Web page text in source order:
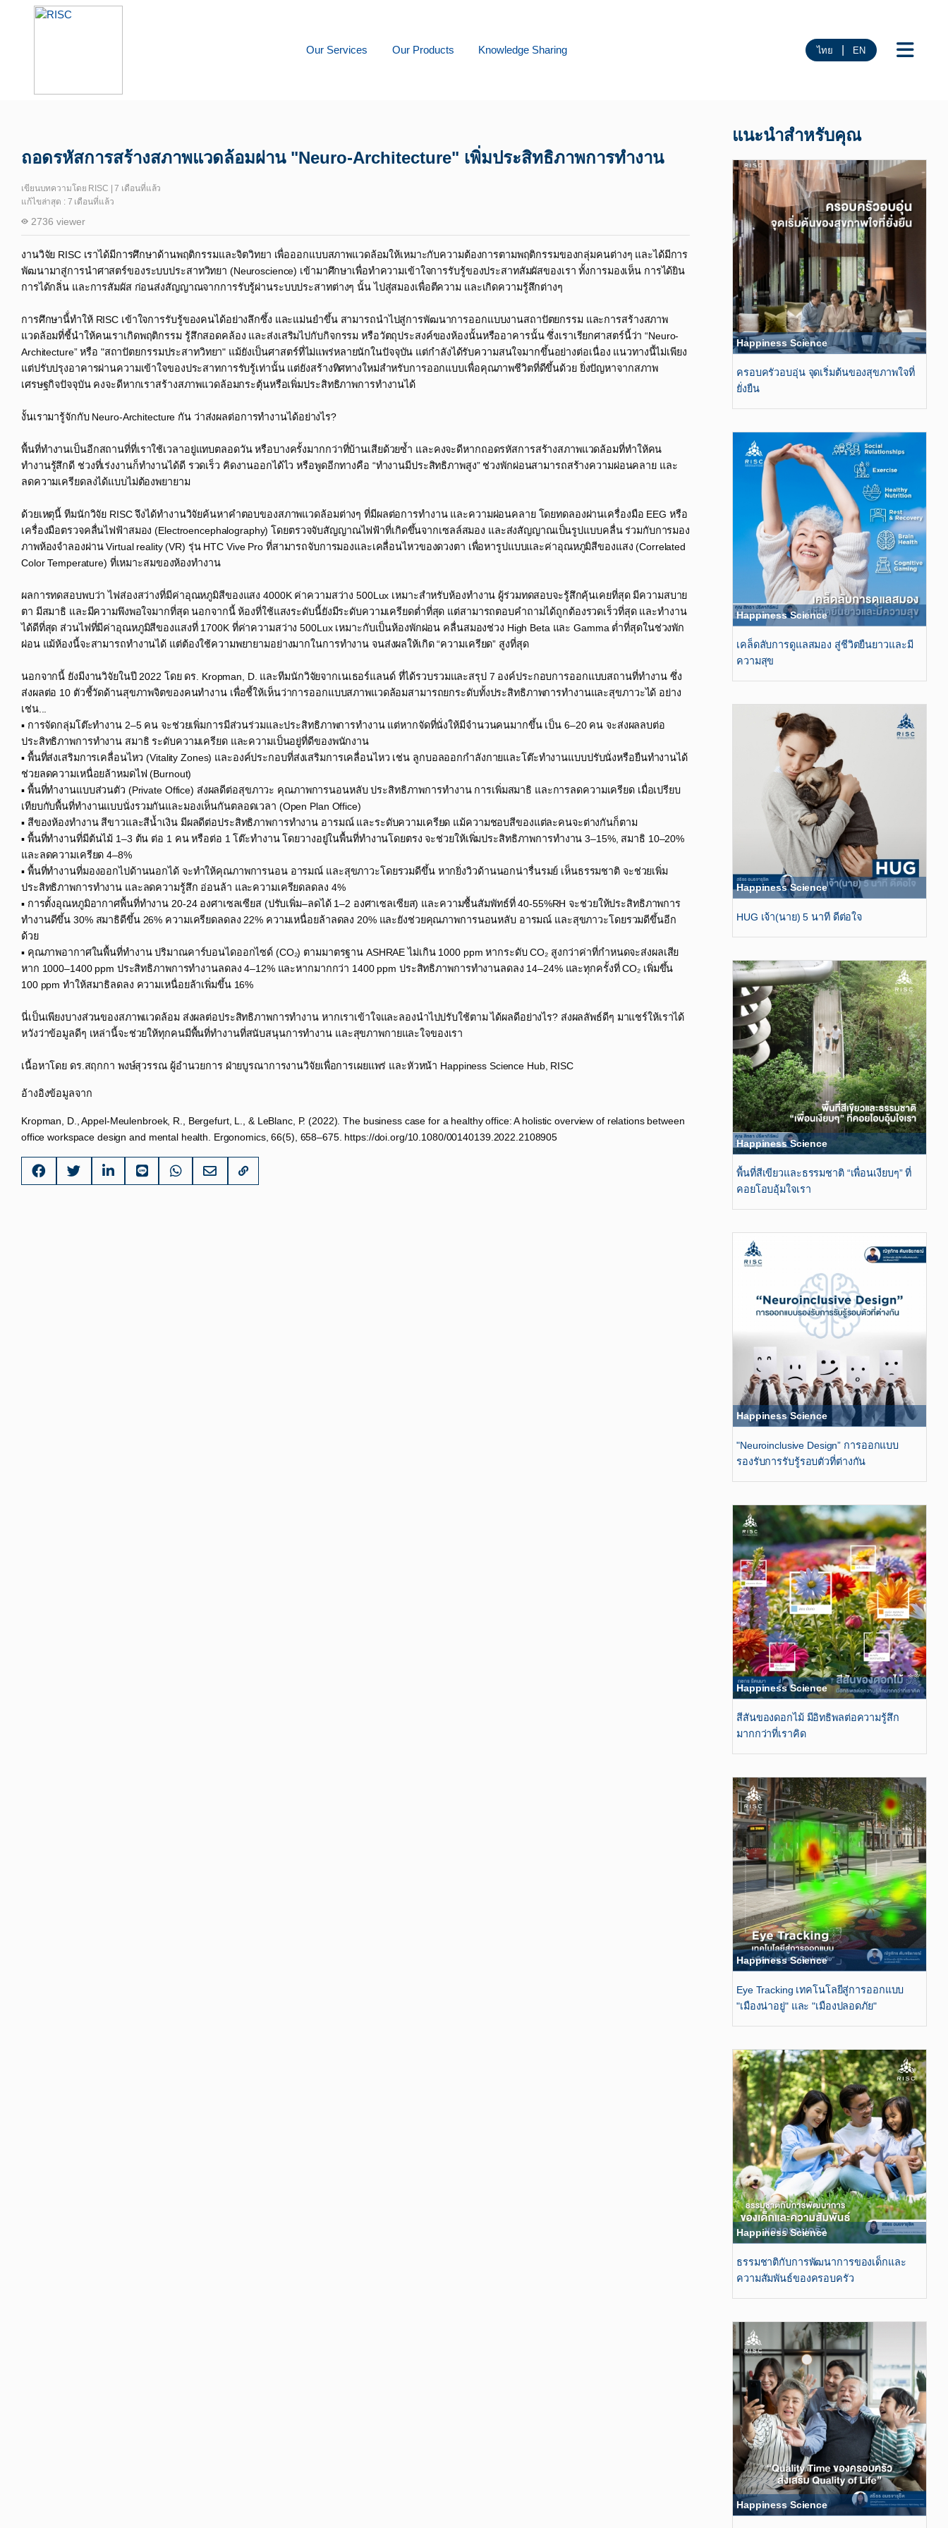
Our Services Our Products Knowledge Sharing ไทย EN
ถอดรหัสการสร้างสภาพแวดล้อมผ่าน​ "Neuro-Architecture" เพิ่มประสิทธิภาพการทำงาน​
เขียนบทความโดย RISC | 7 เดือนที่แล้ว
แก้ไขล่าสุด : 7 เดือนที่แล้ว
2736 viewer
งานวิจัย RISC เราได้มีการศึกษาด้านพฤติกรรมและจิตวิทยา เพื่อออกแบบสภาพแวดล้อมให้เหมาะกับความต้องการตามพฤติกรรมของกลุ่มคนต่างๆ และได้มีการ
พัฒนามาสู่การนำศาสตร์ของระบบประสาทวิทยา (Neuroscience) เข้ามาศึกษาเพื่อทำความเข้าใจการรับรู้ของประสาทสัมผัสของเรา ทั้งการมองเห็น การได้ยิน
การได้กลิ่น และการสัมผัส ก่อนส่งสัญญาณจากการรับรู้ผ่านระบบประสาทต่างๆ นั้น ไปสู่สมองเพื่อตีความ และเกิดความรู้สึกต่างๆ​
การศึกษานี้่ทำให้ RISC เข้าใจการรับรู้ของคนได้อย่างลึกซึ้ง และแม่นยำขึ้น สามารถนำไปสู่การพัฒนาการออกแบบงานสถาปัตยกรรม และการสร้างสภาพ
แวดล้อมที่ชี้นำให้คนเราเกิดพฤติกรรม รู้สึกสอดคล้อง และส่งเสริมไปกับกิจกรรม หรือวัตถุประสงค์ของห้องนั้นหรืออาคารนั้น ซึ่งเราเรียกศาสตร์นี้ว่า “Neuro-
Architecture” หรือ "สถาปัตยกรรมประสาทวิทยา" แม้ยังเป็นศาสตร์ที่ไม่แพร่หลายนักในปัจจุบัน แต่กำลังได้รับความสนใจมากขึ้นอย่างต่อเนื่อง แนวทางนี้ไม่เพียง
แต่ปรับปรุงอาคารผ่านความเข้าใจของประสาทการรับรู้เท่านั้น แต่ยังสร้างทิศทางใหม่สำหรับการออกแบบเพื่อคุณภาพชีวิตที่ดีขึ้นด้วย ยิ่งปัญหาจากสภาพ
เศรษฐกิจปัจจุบัน คงจะดีหากเราสร้างสภาพแวดล้อมกระตุ้นหรือเพิ่มประสิทธิภาพการทำงานได้​
งั้นเรามารู้จักกับ Neuro-Architecture กัน ว่าส่งผลต่อการทำงานได้อย่างไร?​
พื้นที่ทำงานเป็นอีกสถานที่ที่เราใช้เวลาอยู่แทบตลอดวัน หรือบางครั้งมากกว่าที่บ้านเสียด้วยซ้ำ และคงจะดีหากถอดรหัสการสร้างสภาพแวดล้อมที่ทำให้คน
ทำงานรู้สึกดี ช่วงที่เร่งงานก็ทำงานได้ดี รวดเร็ว คิดงานออกได้ไว หรือพูดอีกทางคือ “ทำงานมีประสิทธิภาพสูง” ช่วงพักผ่อนสามารถสร้างความผ่อนคลาย และ
ลดความเครียดลงได้แบบไม่ต้องพยายาม​
ด้วยเหตุนี้ ทีมนักวิจัย RISC จึงได้ทำงานวิจัยค้นหาคำตอบของสภาพแวดล้อมต่างๆ ที่มีผลต่อการทำงาน และความผ่อนคลาย โดยทดลองผ่านเครื่องมือ EEG หรือ
เครื่องมือตรวจคลื่นไฟฟ้าสมอง (Electroencephalography) โดยตรวจจับสัญญาณไฟฟ้าที่เกิดขึ้นจากเซลล์สมอง และส่งสัญญาณเป็นรูปแบบคลื่น ร่วมกับการมอง
ภาพห้องจำลองผ่าน Virtual reality (VR) รุ่น HTC Vive Pro ที่สามารถจับการมองและเคลื่อนไหวของดวงตา เพื่อหารูปแบบและค่าอุณหภูมิสีของแสง (Correlated
Color Temperature) ที่เหมาะสมของห้องทำงาน​
ผลการทดสอบพบว่า ไฟส่องสว่างที่มีค่าอุณหภูมิสีของแสง 4000K ค่าความสว่าง 500Lux เหมาะสำหรับห้องทำงาน ผู้ร่วมทดสอบจะรู้สึกคุ้นเคยที่สุด มีความสบาย
ตา มีสมาธิ และมีความพึงพอใจมากที่สุด นอกจากนี้ ห้องที่ใช้แสงระดับนี้ยังมีระดับความเครียดต่ำที่สุด แต่สามารถตอบคำถามได้ถูกต้องรวดเร็วที่สุด และทำงาน
ได้ดีที่สุด ส่วนไฟที่มีค่าอุณหภูมิสีของแสงที่ 1700K ที่ค่าความสว่าง 500Lux เหมาะกับเป็นห้องพักผ่อน คลื่นสมองช่วง High Beta และ Gamma ต่ำที่สุดในช่วงพัก
ผ่อน แม้ห้องนี้จะสามารถทำงานได้ แต่ต้องใช้ความพยายามอย่างมากในการทำงาน จนส่งผลให้เกิด “ความเครียด” สูงที่สุด​
นอกจากนี้ ยังมีงานวิจัยในปี 2022 โดย ดร. Kropman, D. และทีมนักวิจัยจากเนเธอร์แลนด์ ที่ได้รวบรวมและสรุป 7 องค์ประกอบการออกแบบสถานที่ทำงาน ซึ่ง
ส่งผลต่อ 10 ตัวชี้วัดด้านสุขภาพจิตของคนทำงาน เพื่อชี้ให้เห็นว่าการออกแบบสภาพแวดล้อมสามารถยกระดับทั้งประสิทธิภาพการทำงานและสุขภาวะได้ อย่าง
เช่น...​
▪ การจัดกลุ่มโต๊ะทำงาน 2–5 คน จะช่วยเพิ่มการมีส่วนร่วมและประสิทธิภาพการทำงาน แต่หากจัดที่นั่งให้มีจำนวนคนมากขึ้น เป็น 6–20 คน จะส่งผลลบต่อ
ประสิทธิภาพการทำงาน สมาธิ ระดับความเครียด และความเป็นอยู่ที่ดีของพนักงาน​
▪ พื้นที่ส่งเสริมการเคลื่อนไหว (Vitality Zones) และองค์ประกอบที่ส่งเสริมการเคลื่อนไหว เช่น ลูกบอลออกกำลังกายและโต๊ะทำงานแบบปรับนั่งหรือยืนทำงานได้
ช่วยลดความเหนื่อยล้าหมดไฟ (Burnout) ​
▪ พื้นที่ทำงานแบบส่วนตัว (Private Office) ส่งผลดีต่อสุขภาวะ คุณภาพการนอนหลับ ประสิทธิภาพการทำงาน การเพิ่มสมาธิ และการลดความเครียด เมื่อเปรียบ
เทียบกับพื้นที่ทำงานแบบนั่งรวมกันและมองเห็นกันตลอดเวลา (Open Plan Office) ​
▪ สีของห้องทำงาน สีขาวและสีน้ำเงิน มีผลดีต่อประสิทธิภาพการทำงาน อารมณ์ และระดับความเครียด แม้ความชอบสีของแต่ละคนจะต่างกันก็ตาม​
▪ พื้นที่ทำงานที่มีต้นไม้ 1–3 ต้น ต่อ 1 คน หรือต่อ 1 โต๊ะทำงาน โดยวางอยู่ในพื้นที่ทำงานโดยตรง จะช่วยให้เพิ่มประสิทธิภาพการทำงาน 3–15%, สมาธิ 10–20%
และลดความเครียด 4–8%​
▪ พื้นที่ทำงานที่มองออกไปด้านนอกได้ จะทำให้คุณภาพการนอน อารมณ์ และสุขภาวะโดยรวมดีขึ้น หากยิ่งวิวด้านนอกน่ารื่นรมย์ เห็นธรรมชาติ จะช่วยเพิ่ม
ประสิทธิภาพการทำงาน และลดความรู้สึก อ่อนล้า และความเครียดลดลง 4% ​
▪ การตั้งอุณหภูมิอากาศพื้นที่ทำงาน 20-24 องศาเซลเซียส (ปรับเพิ่ม–ลดได้ 1–2 องศาเซลเซียส) และความชื้นสัมพัทธ์ที่ 40-55%RH จะช่วยให้ประสิทธิภาพการ
ทำงานดีขึ้น 30% สมาธิดีขึ้น 26% ความเครียดลดลง 22% ความเหนื่อยล้าลดลง 20% และยังช่วยคุณภาพการนอนหลับ อารมณ์ และสุขภาวะโดยรวมดีขึ้นอีก
ด้วย​
▪ คุณภาพอากาศในพื้นที่ทำงาน ปริมาณคาร์บอนไดออกไซด์ (CO₂) ตามมาตรฐาน ASHRAE ไม่เกิน 1000 ppm หากระดับ CO₂ สูงกว่าค่าที่กำหนดจะส่งผลเสีย
หาก 1000–1400 ppm ประสิทธิภาพการทำงานลดลง 4–12% และหากมากกว่า 1400 ppm ประสิทธิภาพการทำงานลดลง 14–24% และทุกครั้งที่ CO₂ เพิ่มขึ้น
100 ppm ทำให้สมาธิลดลง ความเหนื่อยล้าเพิ่มขึ้น 16% ​
นี่เป็นเพียงบางส่วนของสภาพแวดล้อม ส่งผลต่อประสิทธิภาพการทำงาน หากเราเข้าใจและลองนำไปปรับใช้ตาม ได้ผลดีอย่างไร? ส่งผลลัพธ์ดีๆ มาแชร์ให้เราได้
หวังว่าข้อมูลดีๆ เหล่านี้จะช่วยให้ทุกคนมีพื้นที่ทำงานที่สนับสนุนการทำงาน และสุขภาพกายและใจของเรา​
เนื้อหาโดย ดร.สฤกกา พงษ์สุวรรณ ผู้อำนวยการ ฝ่ายบูรณาการงานวิจัยเพื่อการเผยแพร่ และหัวหน้า Happiness Science Hub, RISC​
อ้างอิงข้อมูลจาก
Kropman, D., Appel-Meulenbroek, R., Bergefurt, L., & LeBlanc, P. (2022). The business case for a healthy office: A holistic overview of relations between
office workspace design and mental health. Ergonomics, 66(5), 658–675. https://doi.org/10.1080/00140139.2022.2108905
แนะนำสำหรับคุณ
Happiness Science
ครอบครัวอบอุ่น จุดเริ่มต้นของสุขภาพใจที่
ยั่งยืน
Happiness Science
เคล็ดลับการดูแลสมอง สู่ชีวิตยืนยาวและมี
ความสุข
Happiness Science
HUG เจ้า(นาย) 5 นาที ดีต่อใจ
Happiness Science
พื้นที่สีเขียวและธรรมชาติ “เพื่อนเงียบๆ” ที่
คอยโอบอุ้มใจเรา
Happiness Science
"Neuroinclusive Design”​ การออกแบบ
รองรับการรับรู้รอบตัวที่ต่างกัน​
Happiness Science
สีสันของดอกไม้​ มีอิทธิพลต่อความรู้สึก
มากกว่าที่เราคิด
Happiness Science
Eye Tracking เทคโนโลยีสู่การออกแบบ
"เมืองน่าอยู่" และ "เมืองปลอดภัย"
Happiness Science
ธรรมชาติกับการพัฒนาการของเด็กและ
ความสัมพันธ์ของครอบครัว
Happiness Science